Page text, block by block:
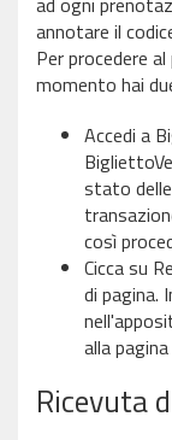
annotare il
Per procedere
momento hai
Accedi a
stato
così
Cicca su
di pagina.
alla
Ricevuta